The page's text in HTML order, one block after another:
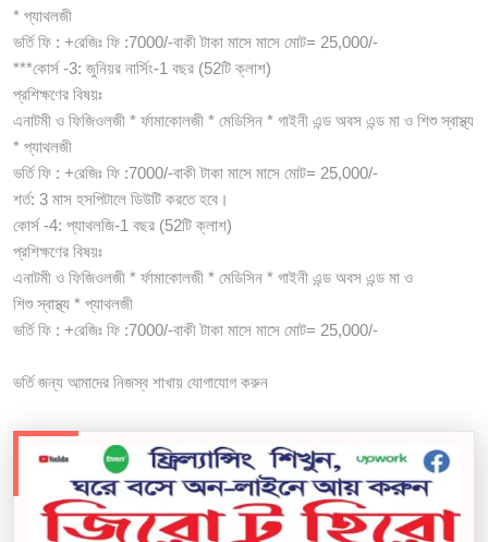
* প্যাথলজী
ভর্তি ফি : +রেজিঃ ফি :7000/-বাকী টাকা মাসে মাসে মোট= 25,000/-
***কোর্স -3: জুনিয়র নার্সিং-1 বছর (52টি ক্লাশ)
প্রশিক্ষণের বিষয়ঃ
এনাটমী ও ফিজিওলজী * র্ফামাকোলজী * মেডিসিন * গাইনী এন্ড অবস এন্ড মা ও শিশু স্বাস্থ্য
* প্যাথলজী
ভর্তি ফি : +রেজিঃ ফি :7000/-বাকী টাকা মাসে মাসে মোট= 25,000/-
শর্ত: 3 মাস হসপিটালে ডিউটি করতে হবে।
কোর্স -4: প্যাথলজি-1 বছর (52টি ক্লাশ)
প্রশিক্ষণের বিষয়ঃ
এনাটমী ও ফিজিওলজী * র্ফামাকোলজী * মেডিসিন * গাইনী এন্ড অবস এন্ড মা ও
শিশু স্বাস্থ্য * প্যাথলজী
ভর্তি ফি : +রেজিঃ ফি :7000/-বাকী টাকা মাসে মাসে মোট= 25,000/-
ভর্তি জন্য আমাদের নিজস্ব শাখায় যোগাযোগ করুন